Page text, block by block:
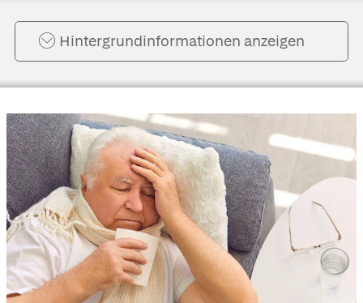
Hintergrund­informationen anzeigen